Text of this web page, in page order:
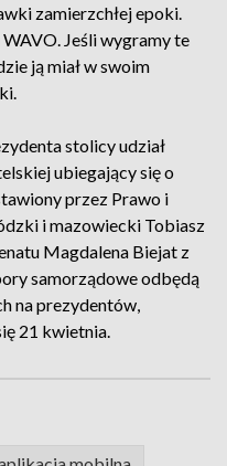
zamierzchłej epoki.
Jeśli wygramy te
ją miał w swoim
stolicy udział
ubiegający się o
przez Prawo i
i mazowiecki Tobiasz
Magdalena Biejat z
samorządowe odbędą
na prezydentów,
21 kwietnia.